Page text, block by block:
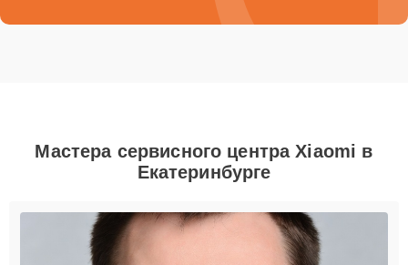
Мастера сервисного центра Xiaomi в
Екатеринбурге